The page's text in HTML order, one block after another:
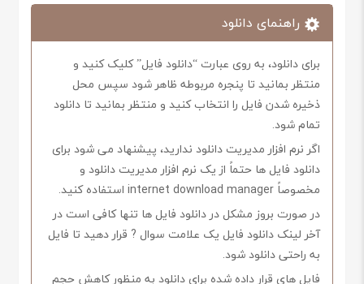
راهنمای دانلود
برای دانلود، به روی عبارت “دانلود فایل” کلیک کنید و
منتظر بمانید تا پنجره مربوطه ظاهر شود سپس محل
ذخیره شدن فایل را انتخاب کنید و منتظر بمانید تا دانلود
تمام شود.
اگر نرم افزار مدیریت دانلود ندارید، پیشنهاد می شود برای
دانلود فایل ها حتماً از یک نرم افزار مدیریت دانلود و
مخصوصاً internet download manager استفاده کنید.
در صورت بروز مشکل در دانلود فایل ها تنها کافی است در
آخر لینک دانلود فایل یک علامت سوال ? قرار دهید تا فایل
به راحتی دانلود شود.
فایل های قرار داده شده برای دانلود به منظور کاهش حجم